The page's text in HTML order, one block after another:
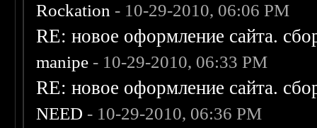
Rockation - 10-29-2010, 06:06 PM
RE: новое оформление сайта.
manipe - 10-29-2010, 06:33 PM
RE: новое оформление сайта.
NEED - 10-29-2010, 06:36 PM